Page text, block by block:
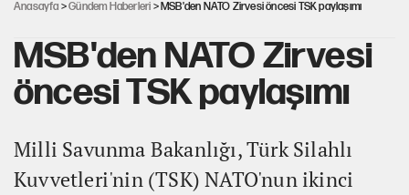
Anasayfa >Gündem Haberleri > MSB'den NATO Zirvesi öncesi TSK paylaşımı
MSB'den NATO Zirvesi
öncesi TSK paylaşımı
Milli Savunma Bakanlığı, Türk Silahlı
Kuvvetleri'nin (TSK) NATO'nun ikinci